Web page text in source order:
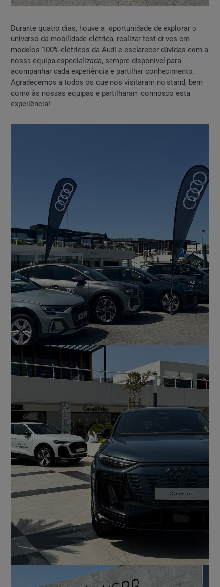
Durante quatro dias, houve a oportunidade de explorar o
universo da mobilidade elétrica, realizar test drives em
modelos 100% elétricos da Audi e esclarecer dúvidas com a
nossa equipa especializada, sempre disponível para
acompanhar cada experiência e partilhar conhecimento.
Agradecemos a todos os que nos visitaram no stand, bem
como às nossas equipas e partilharam connosco esta
experiência!